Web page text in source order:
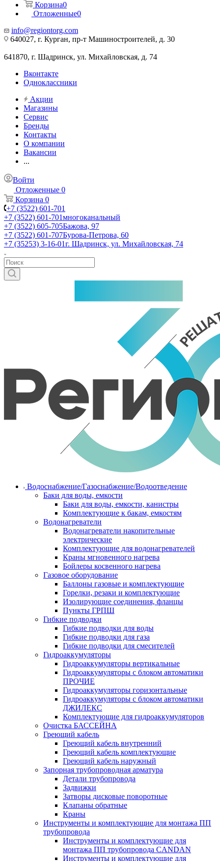
Корзина0
Отложенные0
info@regiontorg.com
640027, г. Курган, пр-т Машиностроителей, д. 30
641870, г. Шадринск, ул. Михайловская, д. 74
Вконтакте
Одноклассники
Акции
Магазины
Сервис
Бренды
Контакты
О компании
Вакансии
...
Войти
Отложенные 0
Корзина 0
+7 (3522) 601-701
+7 (3522) 601-701многоканальный
+7 (3522) 605-705Бажова, 97
+7 (3522) 601-707Бурова-Петрова, 60
+7 (35253) 3-16-01г. Шадринск, ул. Михайловская, 74
Водоснабжение/Газоснабжение/Водоотведение
Баки для воды, емкости
Баки для воды, емкости, канистры
Комплектующие к бакам, емкостям
Водонагреватели
Водонагреватели накопительные
электрические
Комплектующие для водонагревателей
Краны мгновенного нагрева
Бойлеры косвенного нагрева
Газовое оборудование
Баллоны газовые и комплектующие
Горелки, резаки и комплектующие
Изолирующие соединения, фланцы
Пункты ГРПШ
Гибкие подводки
Гибкие подводки для воды
Гибкие подводки для газа
Гибкие подводки для смесителей
Гидроаккумуляторы
Гидроаккумуляторы вертикальные
Гидроаккумуляторы с блоком автоматики
ПРОЧИЕ
Гидроаккумуляторы горизонтальные
Гидроаккумуляторы с блоком автоматики
ДЖИЛЕКС
Комплектующие для гидроаккумуляторов
Очистка БАССЕЙНА
Греющий кабель
Греющий кабель внутренний
Греющий кабель комплектующие
Греющий кабель наружный
Запорная трубопроводная арматура
Детали трубопровода
Задвижки
Затворы дисковые поворотные
Клапаны обратные
Краны
Инструменты и комплектующие для монтажа ПП
трубопровода
Инструменты и комплектующие для
монтажа ПП трубопровода CANDAN
Инструменты и комплектующие для